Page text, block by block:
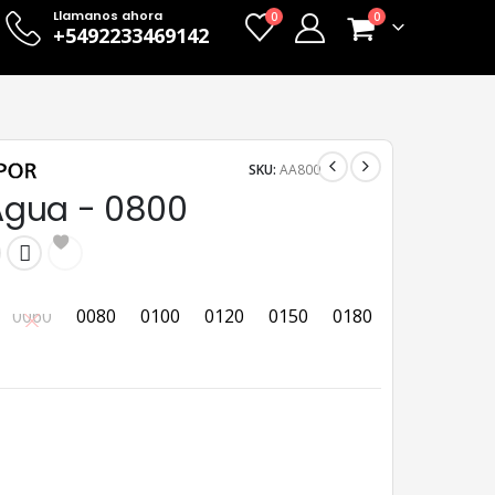
Llamanos ahora
+5492233469142
0 0
- 0800
SKU: AA800
0060
0060 0080
0080 0100
0100 0120
0120 0150
0150 0180
0180